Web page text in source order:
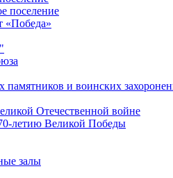
поселение
«Победа»
памятников и воинских
Отечественной войне
летию Великой Победы
залы